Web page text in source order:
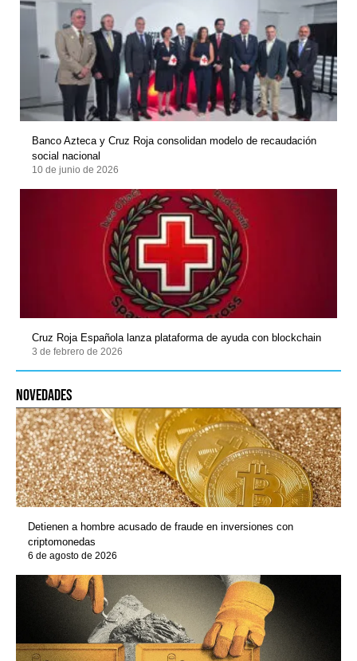
Banco Azteca y Cruz Roja consolidan modelo de recaudación
social nacional
10 de junio de 2026
Cruz Roja Española lanza plataforma de ayuda con blockchain
3 de febrero de 2026
novedades
Detienen a hombre acusado de fraude en inversiones con
criptomonedas
6 de agosto de 2026